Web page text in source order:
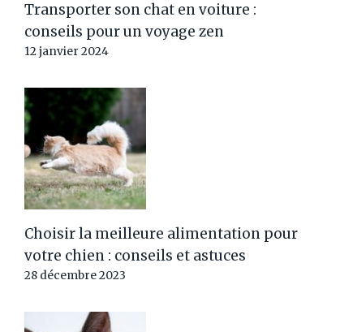
Transporter son chat en voiture :
conseils pour un voyage zen
12 janvier 2024
Choisir la meilleure alimentation pour
votre chien : conseils et astuces
28 décembre 2023